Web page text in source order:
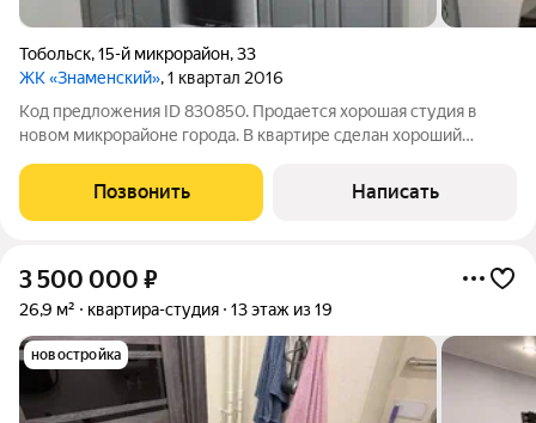
Тобольск,15-й микрорайон,33
ЖК «Знаменский», 1 квартал 2016
Код предложения ID 830850. Продается хорошая студия в
новом микрорайоне города. В квартире сделан хороший
мебель и техника по договоренности. В пешей доступности
школа, детский сад, сетевые
Позвонить Написать
3 500 000 ₽
26,9 м² квартира-студия 13 этаж из 19
новостройка